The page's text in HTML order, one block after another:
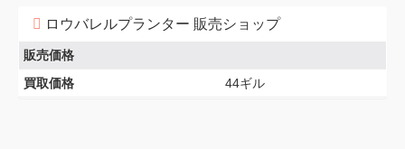
ロウバレルプランター 販売ショップ
販売価格
買取価格
44ギル